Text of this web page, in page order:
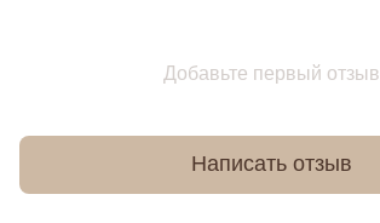
Добавьте первый отзыв
Написать отзыв